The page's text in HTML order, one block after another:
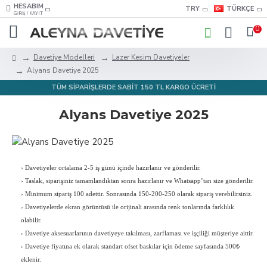
HESABIM
GIRIŞ / KAYIT
TRY TÜRKÇE
0
Davetiye Modelleri
Lazer Kesim Davetiyeler
Alyans Davetiye 2025
TÜM SİPARİŞLERDE SABİT 150 TL KARGO ÜCRETİ
Alyans Davetiye 2025
› Davetiyeler ortalama 2-5 iş günü içinde hazırlanır ve gönderilir.
› Taslak, siparişiniz tamamlandıktan sonra hazırlanır ve Whatsapp’tan size gönderilir.
› Minimum sipariş 100 adettir. Sonrasında 150-200-250 olarak sipariş verebilirsiniz.
› Davetiyelerde ekran görüntüsü ile orijinali arasında renk tonlarında farklılık
olabilir.
› Davetiye aksesuarlarının davetiyeye takılması, zarflaması ve işçiliği müşteriye aittir.
› Davetiye fiyatına ek olarak standart ofset baskılar için ödeme sayfasında 500₺
eklenir.